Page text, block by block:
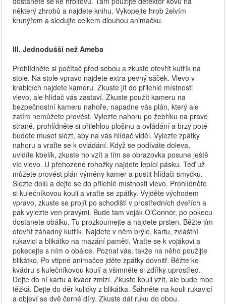
některý zhrobů a najdete knihu. Vykopejte hrob želvím
krunýřem a sledujte celkem dlouhou animačku.
III. Jednodušší než Ameba
Prohlídněte si počítač před sebou a zkuste otevřít kufřík na
stole. Na stole vpravo najdete extra pevný sáček. Vlevo v
krabicích najdete kameru. Zkuste jít do přilehlé místnosti
vlevo, ale hlídač vás zastaví. Zkuste použít kameru na
bezpečnostní kameru nahoře, napadne vás plán, který ale
zatím nemůžete provést. Vylezte nahoru po žebříku na pravé
straně, prohlídněte si přilehlou plošinu a ovládání a brzy poté
budete muset slézt, aby na vás hlídač viděl. Vylezte zpátky
nahoru a vraťte se k ovládání. Když se podíváte doleva,
uvidíte kbelík, zkuste ho vzít a tím se obrazovka posune ještě
víc vlevo. U přehozené rohožky najdete lepící pásku. Teď už
můžete provést plán výměny kamer a pustit hlídači smyčku.
Slezte dolů a dejte se do přilehlé místnosti vlevo. Prohlídněte
si kulečníkovou kouli a vraťte se zpátky. Vyjděte východem
vpravo, zkuste se projít po schodišti v prostředních dveřích a
pak vylezte ven pravými. Bude tam voják O'Connor, po pokecu
dostanete obálku. Tu prozkoumejte a najdete prsten. Běžte jím
otevřít záhadný kufřík. Najdete v něm brýle, kartu, zvláštní
rukavici a blikátko na mazání paměti. Vraťte se k vojákovi a
pokecejte s ním o obálce. Poznal vás, takže na něho použijte
blikátko. Po vtipné animačce jděte zpátky dovnitř. Běžte ke
kvádru s kulečníkovou koulí a všimněte si zdířky uprostřed.
Dejte do ní kartu a kvádr zmizí. Zkuste kouli vzít, ale bude moc
těžká. Dejte do děr kuličky z blikátka. Šáhněte na kouli rukavicí
a objeví se dvě černé díry. Zkuste dát ruku do obou.